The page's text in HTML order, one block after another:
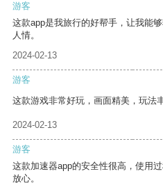
游客
这款app是我旅行的好帮手，让我能
人情。
2024-02-13
游客
这款游戏非常好玩，画面精美，玩法丰
2024-02-13
游客
这款加速器app的安全性很高，使用
放心。